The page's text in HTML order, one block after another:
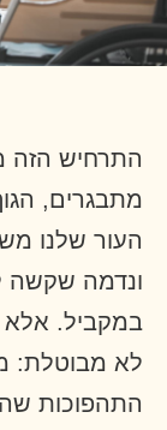
התרחיש הזה
מתבגרים,
העור שלנו
ונדמה שקשה
במקביל.
לא מבוטלת:
התהפוכות